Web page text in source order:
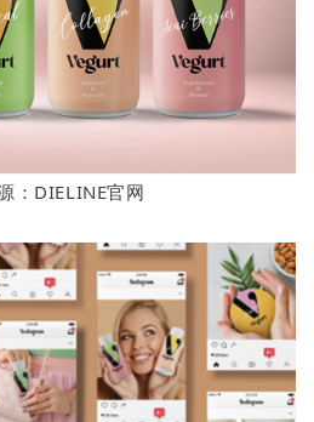
：DIELINE官网